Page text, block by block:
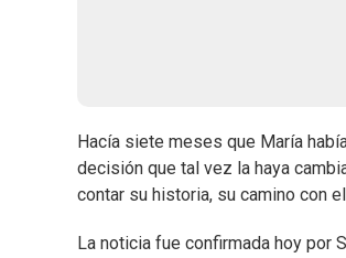
Hacía siete meses que María
decisión que tal vez la haya
contar su historia, su camino con
La noticia fue confirmada hoy por